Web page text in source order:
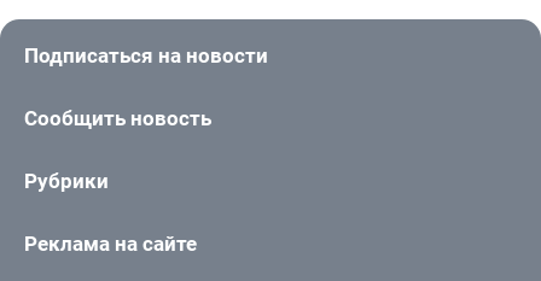
Подписаться на новости
Сообщить новость
Рубрики
Реклама на сайте